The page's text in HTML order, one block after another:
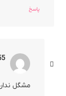
پاسخ
مشگل